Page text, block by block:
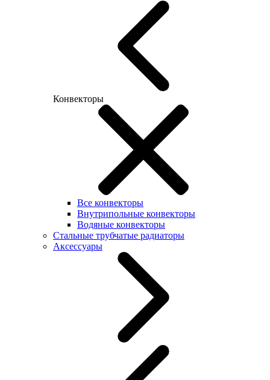
Конвекторы
Все конвекторы
Внутрипольные конвекторы
Водяные конвекторы
Стальные трубчатые радиаторы
Аксессуары